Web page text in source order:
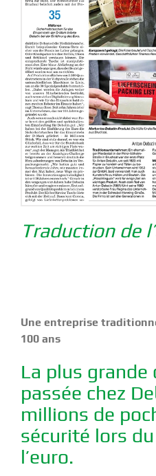
Traduction de
Une entreprise
100 ans
La plus grande
passée chez
millions de
sécurité lors
l’euro.